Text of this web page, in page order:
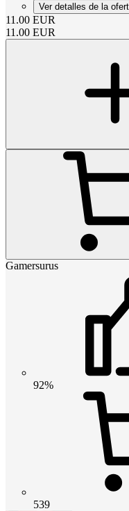
Ver detalles de la
11.00 EUR
11.00 EUR
Gamersurus
92%
539